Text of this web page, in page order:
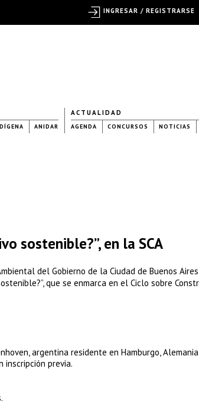
ANIDAR
ACTUALIDAD
AGENDA CONCURSOS NOTICIAS
sostenible?”, en la SCA
del Gobierno de la Ciudad de Buenos
que se enmarca en el Ciclo sobre
argentina residente en Hamburgo,
inscripción previa.
INGRESAR / REGISTRARSE